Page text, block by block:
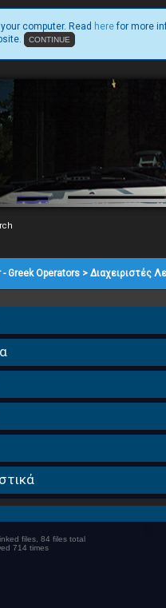
computer. Read here for more
Greek Operators > Διαχειριστές
files, 84 files total
714 times